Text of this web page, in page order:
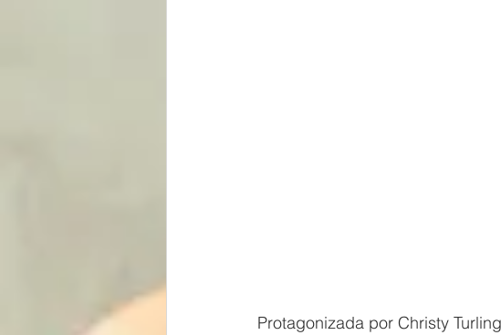
Protagonizada por Christy